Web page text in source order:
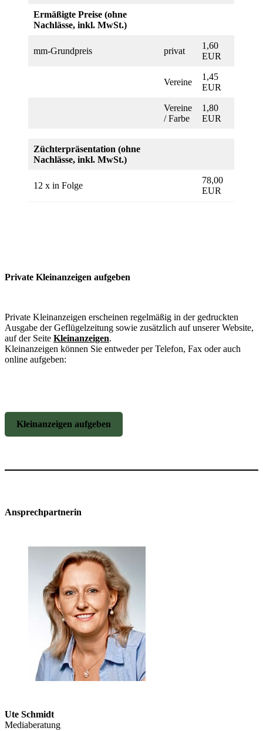
Ermäßigte Preise (ohne
Nachlässe, inkl. MwSt.)
mm-Grundpreis privat
1,60
EUR
Vereine
1,45
EUR
Vereine
/ Farbe
1,80
EUR
Züchterpräsentation (ohne
Nachlässe, inkl. MwSt.)
12 x in Folge
78,00
EUR
Private Kleinanzeigen aufgeben
Private Kleinanzeigen erscheinen regelmäßig in der gedruckten
Ausgabe der Geflügelzeitung sowie zusätzlich auf unserer Website,
auf der Seite Kleinanzeigen.
Kleinanzeigen können Sie entweder per Telefon, Fax oder auch
online aufgeben:
Kleinanzeigen aufgeben
Ansprechpartnerin
Ute Schmidt
Mediaberatung